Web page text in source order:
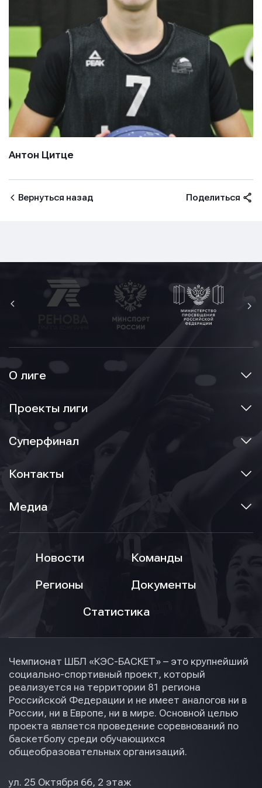
Антон Цитце
Вернуться назад Поделиться
О лиге
Проекты лиги
Суперфинал
Контакты
Медиа
Новости
Команды
Регионы
Документы
Статистика
Чемпионат ШБЛ «КЭС-БАСКЕТ» – это крупнейший
социально-спортивный проект, который
реализуется на территории 81 региона
Российской Федерации и не имеет аналогов ни в
России, ни в Европе, ни в мире. Основной целью
проекта является проведение соревнований по
баскетболу среди обучающихся
общеобразовательных организаций.
ул. 25 Октября 66, 2 этаж